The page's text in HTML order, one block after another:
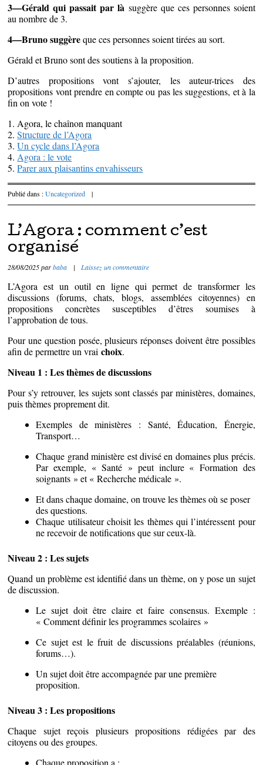
3—Gérald qui passait par là suggère que ces personnes soient
au nombre de 3.
4—Bruno suggèreque ces personnes soient tirées au sort.
Gérald et Bruno sont des soutiens à la proposition.
D’autres propositions vont s’ajouter, les auteur-trices des
propositions vont prendre en compte ou pas les suggestions, et à la
fin on vote !
1. Agora, le chaînon manquant
2.Structure de l’Agora
3.Un cycle dans l’Agora
4.Agora : le vote
5.Parer aux plaisantins envahisseurs
Publié dans :Uncategorized |
L’Agora : comment c’est
organisé
28/08/2025parbaba | Laissez un commentaire
L’Agora est un outil en ligne qui permet de transformer les
discussions (forums, chats, blogs, assemblées citoyennes) en
propositions concrètes susceptibles d’êtres soumises à
l’approbation de tous.
Pour une question posée, plusieurs réponses doivent être possibles
afin de permettre un vrai choix.
Niveau 1 : Les thèmes de discussions
Pour s’y retrouver, les sujets sont classés par ministères, domaines,
puis thèmes proprement dit.
Exemples de ministères : Santé, Éducation, Énergie,
Transport…
Chaque grand ministère est divisé en domaines plus précis.
Par exemple, « Santé » peut inclure « Formation des
soignants » et « Recherche médicale ».
Et dans chaque domaine, on trouve les thèmes où se poser
des questions.
Chaque utilisateur choisit les thèmes qui l’intéressent pour
ne recevoir de notifications que sur ceux-là.
Niveau 2 : Les sujets
Quand un problème est identifié dans un thème, on y pose un sujet
de discussion.
Le sujet doit être claire et faire consensus. Exemple :
« Comment définir les programmes scolaires »
Ce sujet est le fruit de discussions préalables (réunions,
forums…).
Un sujet doit être accompagnée par une première
proposition.
Niveau 3 : Les propositions
Chaque sujet reçois plusieurs propositions rédigées par des
citoyens ou des groupes.
Chaque proposition a :